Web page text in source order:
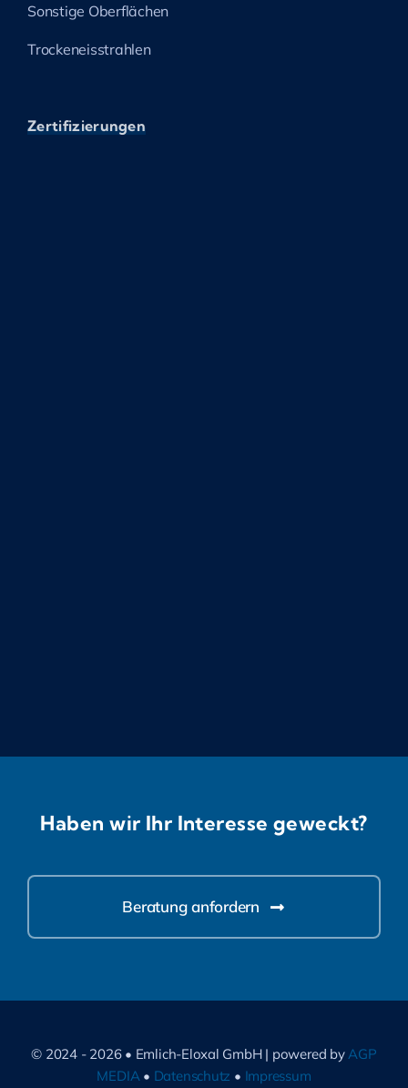
Sonstige Oberflächen
Trockeneisstrahlen
Zertifizierungen
Haben wir Ihr Interesse geweckt?
Beratung anfordern
© 2024 - 2026 • Emlich-Eloxal GmbH | powered byAGP
MEDIA• Datenschutz • Impressum